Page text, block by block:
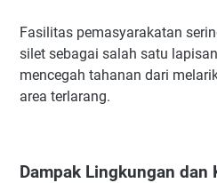
Fasilitas pemasyarakatan
silet sebagai salah satu
mencegah tahanan dari
area terlarang.
Dampak Lingkungan dan